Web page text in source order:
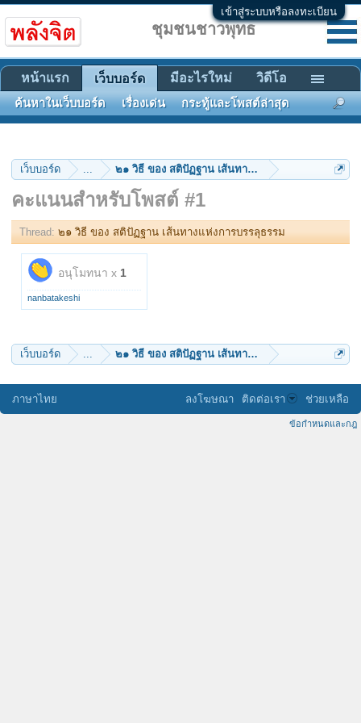
เข้าสู่ระบบหรือลงทะเบียน
เว็บบอร์ด ... ๒๑ วิธี ของ สติปัฏฐาน เส้นทางแห่งการบรรลุธรรม
คะแนนสำหรับโพสต์ #1
Thread: ๒๑ วิธี ของ สติปัฏฐาน เส้นทางแห่งการบรรลุธรรม
อนุโมทนา x 1
nanbatakeshi
เว็บบอร์ด ... ๒๑ วิธี ของ สติปัฏฐาน เส้นทางแห่งการบรรลุธรรม
ชุมชนชาวพุทธ
หน้าแรก เว็บบอร์ด
ค้นหาในเว็บบอร์ด เรื่องเด่น กระทู้และโพสต์ล่าสุด
มีอะไรใหม่ วิดีโอ
ภาษาไทย ลงโฆษณา ติดต่อเรา ช่วยเหลือ
ข้อกำหนดและกฎ